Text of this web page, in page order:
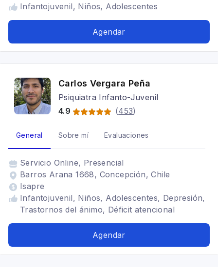
Infantojuvenil, Niños, Adolescentes
Agendar
Carlos Vergara Peña
Psiquiatra Infanto-Juvenil
4.9
(453)
General Sobre mí Evaluaciones
Servicio Online, Presencial
Barros Arana 1668, Concepción, Chile
Isapre
Infantojuvenil, Niños, Adolescentes, Depresión,
Trastornos del ánimo, Déficit atencional
Agendar